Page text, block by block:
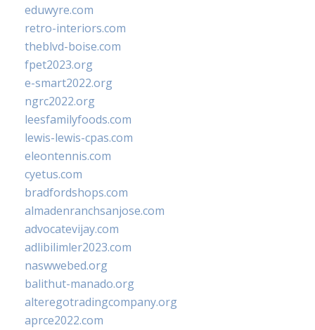
eduwyre.com
retro-interiors.com
theblvd-boise.com
fpet2023.org
e-smart2022.org
ngrc2022.org
leesfamilyfoods.com
lewis-lewis-cpas.com
eleontennis.com
cyetus.com
bradfordshops.com
almadenranchsanjose.com
advocatevijay.com
adlibilimler2023.com
naswwebed.org
balithut-manado.org
alteregotradingcompany.org
aprce2022.com